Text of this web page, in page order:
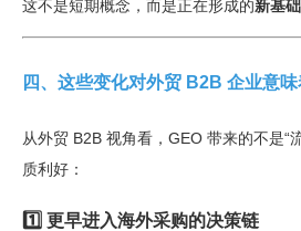
这不是短期概念，而是正在形成的新基
四、这些变化对外贸 B2B 企业意味
从外贸 B2B 视角看，GEO 带来的不是“
质利好：
1️⃣ 更早进入海外采购的决策链